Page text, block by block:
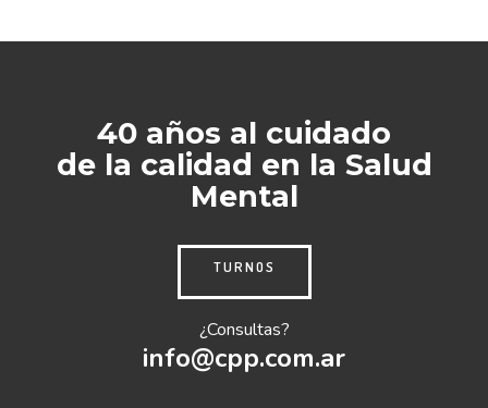
40 años al cuidado
de la calidad en la Salud
Mental
TURNOS
¿Consultas?
info@cpp.com.ar